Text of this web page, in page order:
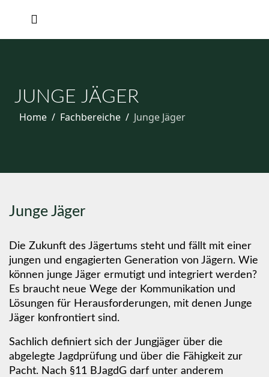
JUNGE JÄGER
Home Fachbereiche Junge Jäger
Junge Jäger
Die Zukunft des Jägertums steht und fällt mit einer
jungen und engagierten Generation von Jägern. Wie
können junge Jäger ermutigt und integriert werden?
Es braucht neue Wege der Kommunikation und
Lösungen für Herausforderungen, mit denen Junge
Jäger konfrontiert sind.
Sachlich definiert sich der Jungjäger über die
abgelegte Jagdprüfung und über die Fähigkeit zur
Pacht. Nach §11 BJagdG darf unter anderem